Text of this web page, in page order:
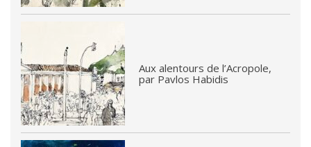
Aux alentours de l’Acropole,
par Pavlos Habidis